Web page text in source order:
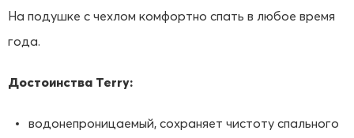
На подушке с чехлом комфортно спать в любое время
года.
Достоинства Terry:
водонепроницаемый, сохраняет чистоту спального